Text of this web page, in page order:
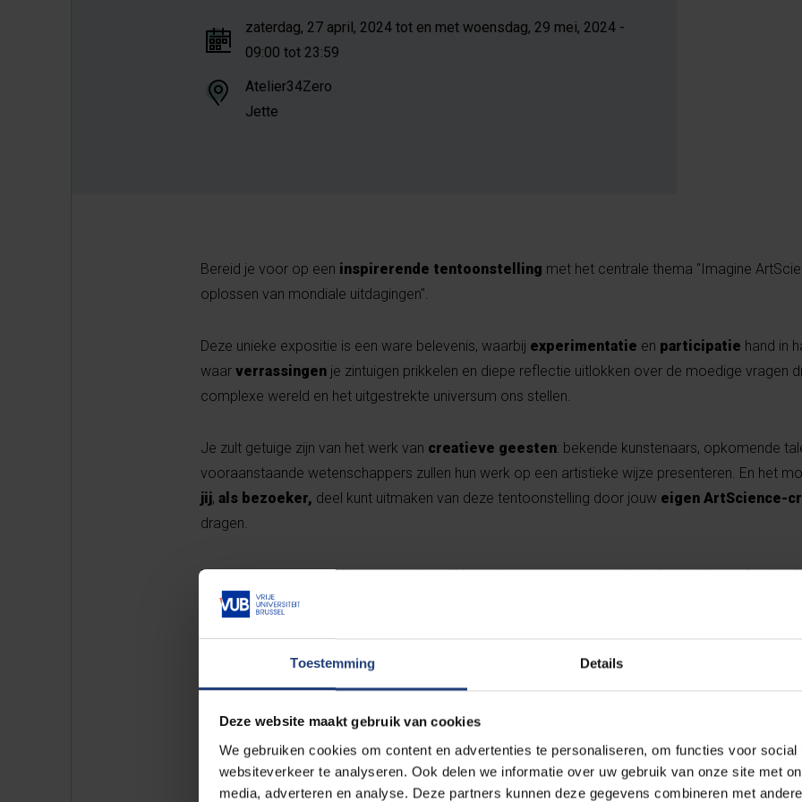
Toestemming Details
Deze website maakt gebruik van cookies
We gebruiken cookies om content en advertenties te personaliseren, om functies voor social
websiteverkeer te analyseren. Ook delen we informatie over uw gebruik van onze site met
media, adverteren en analyse. Deze partners kunnen deze gegevens combineren met
zaterdag, 27 april, 2024 tot en met woensdag, 29 mei, 2024 -
09:00 tot 23:59
Atelier34Zero
Jette
Bereid je voor op een inspirerende tentoonstelling met het centrale thema "Imagine
oplossen van mondiale uitdagingen".
Deze unieke expositie is een ware belevenis, waarbij experimentatie en participatie hand in
waar verrassingen je zintuigen prikkelen en diepe reflectie uitlokken over de moedige vragen
complexe wereld en het uitgestrekte universum ons stellen.
Je zult getuige zijn van het werk van creatieve geesten: bekende kunstenaars, opkomende
vooraanstaande wetenschappers zullen hun werk op een artistieke wijze presenteren. En het
jij, als bezoeker, deel kunt uitmaken van deze tentoonstelling door jouw eigen ArtScience-
dragen.
Dus kom langs en laat je verrassen terwijl je met een open geest en hart de creaties verkent en
bijzondere evenement.
Meer info